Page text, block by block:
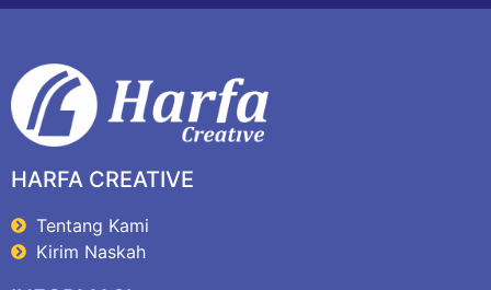
HARFA CREATIVE
Tentang Kami
Kirim Naskah